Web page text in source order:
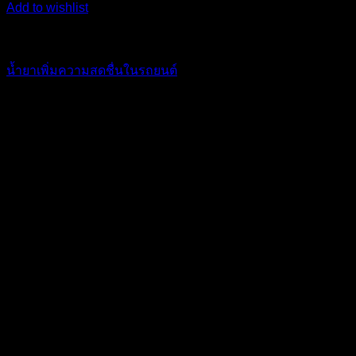
Add to wishlist
น้ำยาเพิ่มความสดชื่นในรถยนต์